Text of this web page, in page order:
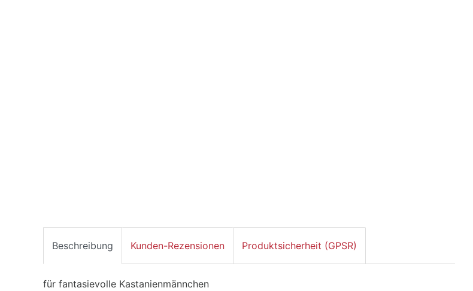
Beschreibung Kunden-Rezensionen Produktsicherheit (GPSR)
für fantasievolle Kastanienmännchen